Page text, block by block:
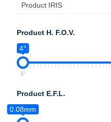
Product IRIS
Product H. F.O.V.
4°
4°
Product E.F.L.
0.08mm